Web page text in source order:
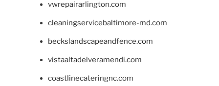
vwrepairarlington.com
cleaningservicebaltimore-md.com
beckslandscapeandfence.com
vistaaltadelveramendi.com
coastlinecateringnc.com